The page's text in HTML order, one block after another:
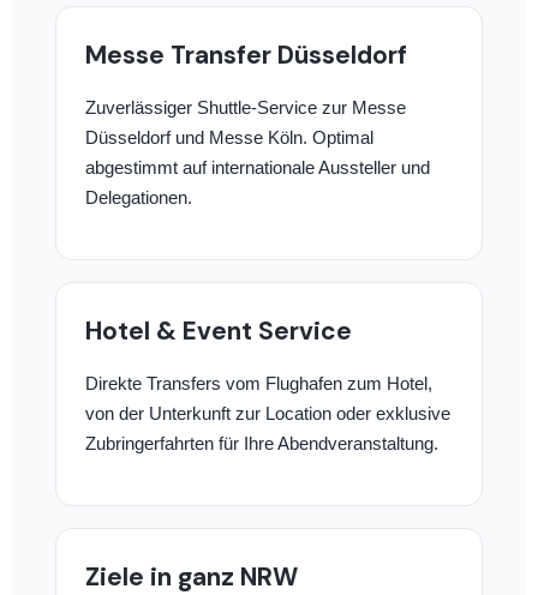
Messe Transfer Düsseldorf
Zuverlässiger Shuttle-Service zur Messe
Düsseldorf und Messe Köln. Optimal
abgestimmt auf internationale Aussteller und
Delegationen.
Hotel & Event Service
Direkte Transfers vom Flughafen zum Hotel,
von der Unterkunft zur Location oder exklusive
Zubringerfahrten für Ihre Abendveranstaltung.
Ziele in ganz NRW